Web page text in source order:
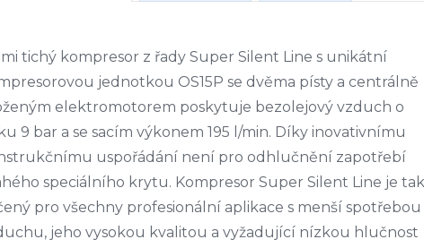
tichý kompresor z řady Super Silent Line s unikátní
jednotkou OS15P se dvěma písty a centrálně
elektromotorem poskytuje bezolejový vzduch o
9 bar a se sacím výkonem 195 l/min. Díky inovativnímu
uspořádání není pro odhlučnění zapotřebí
speciálního krytu. Kompresor Super Silent Line je tak
pro všechny profesionální aplikace s menší spotřebou
jeho vysokou kvalitou a vyžadující nízkou hlučnost